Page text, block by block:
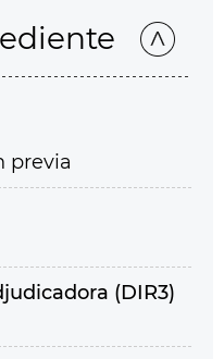
previa
(DIR3)